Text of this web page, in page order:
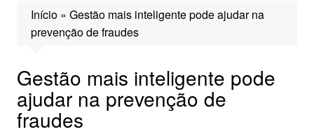
Início» Gestão mais inteligente pode ajudar na
prevenção de fraudes
Gestão mais inteligente pode
ajudar na prevenção de
fraudes